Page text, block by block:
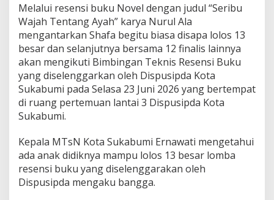
s
i
p
d
a
,
S
h
f
u
k
k
Melalui resensi buku Novel dengan judul “Seribu
Wajah Tentang Ayah” karya Nurul Ala
mengantarkan Shafa begitu biasa disapa lolos 13
besar dan selanjutnya bersama 12 finalis lainnya
akan mengikuti Bimbingan Teknis Resensi Buku
yang diselenggarkan oleh Dispusipda Kota
Sukabumi pada Selasa 23 Juni 2026 yang bertempat
di ruang pertemuan lantai 3 Dispusipda Kota
Sukabumi.
Kepala MTsN Kota Sukabumi Ernawati mengetahui
ada anak didiknya mampu lolos 13 besar lomba
resensi buku yang diselenggarakan oleh
Dispusipda mengaku bangga.